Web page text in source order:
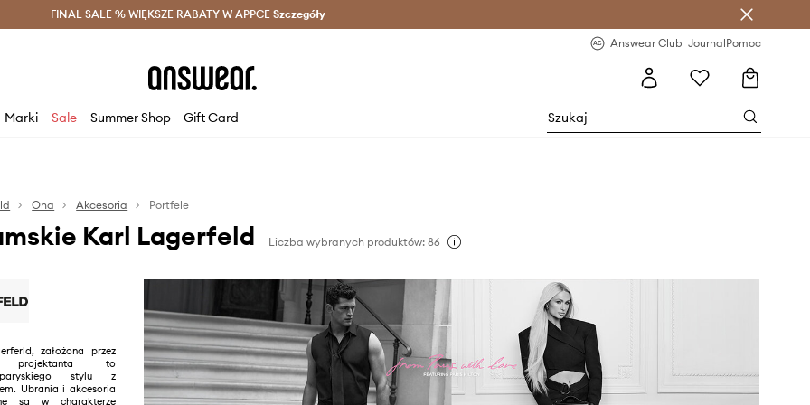
z Answear Club > Dostawa nawet w 24h >
FINAL SALE % WIĘKSZE RABATY W APPCE Szczegóły
Answear Club JournalPomoc
Marki Sale Summer Shop Gift Card
Ona Akcesoria Portfele
Karl Lagerfeld Liczba wybranych produktów: 86
założona przez
projektanta to
paryskiego stylu z
Ubrania i akcesoria
są w charakterze